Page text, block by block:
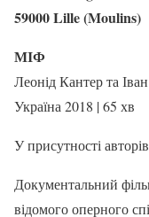
59000 Lille (Moulins)
МІФ
Леонід Кантерта
Україна 2018 | 65 хв
У присутності
Документальний
відомого оперного